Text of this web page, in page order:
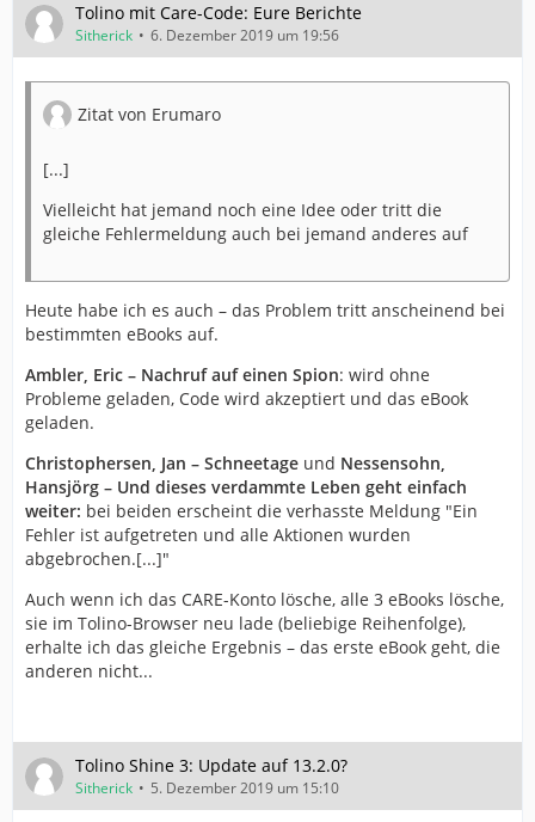
Tolino mit Care-Code: Eure Berichte
Sitherick 6. Dezember 2019 um 19:56
Zitat von Erumaro
[...]
Vielleicht hat jemand noch eine Idee oder tritt die
gleiche Fehlermeldung auch bei jemand anderes auf
Heute habe ich es auch – das Problem tritt anscheinend bei
bestimmten eBooks auf.
Ambler, Eric – Nachruf auf einen Spion: wird ohne
Probleme geladen, Code wird akzeptiert und das eBook
geladen.
Christophersen, Jan – Schneetage und Nessensohn,
Hansjörg – Und dieses verdammte Leben geht einfach
weiter: bei beiden erscheint die verhasste Meldung "Ein
Fehler ist aufgetreten und alle Aktionen wurden
abgebrochen.[...]"
Auch wenn ich das CARE-Konto lösche, alle 3 eBooks lösche,
sie im Tolino-Browser neu lade (beliebige Reihenfolge),
erhalte ich das gleiche Ergebnis – das erste eBook geht, die
anderen nicht...
Tolino Shine 3: Update auf 13.2.0?
Sitherick 5. Dezember 2019 um 15:10